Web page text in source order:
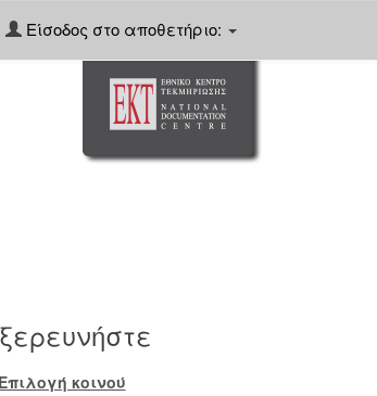
Είσοδος στο αποθετήριο:
Επιλογή κοινού